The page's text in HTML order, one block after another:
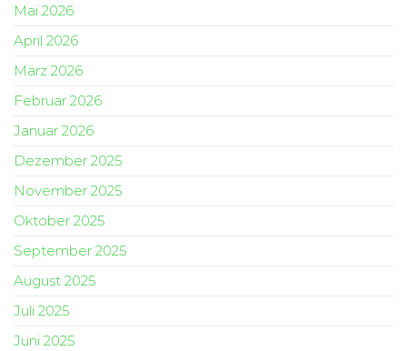
Mai 2026
April 2026
März 2026
Februar 2026
Januar 2026
Dezember 2025
November 2025
Oktober 2025
September 2025
August 2025
Juli 2025
Juni 2025